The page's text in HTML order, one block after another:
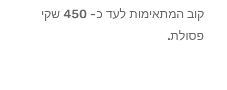
קוב המתאימות לעד כ- 450 שקי
פסולת.